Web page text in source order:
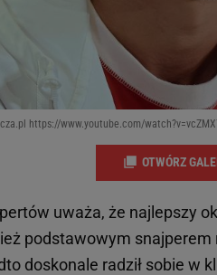
https://www.youtube.com/
OTWÓRZ
uważa, że najlepszy
podstawowym
doskonale radził sobie w